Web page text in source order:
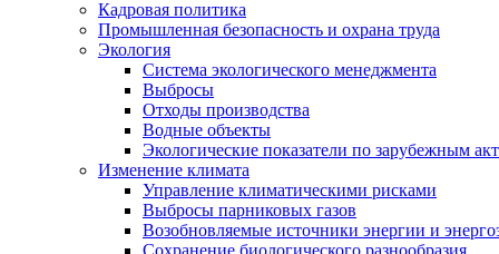
Кадровая политика
Промышленная безопасность и охрана труда
Экология
Система экологического менеджмента
Выбросы
Отходы производства
Водные объекты
Экологические показатели по зарубежным
Изменение климата
Управление климатическими рисками
Выбросы парниковых газов
Возобновляемые источники энергии и
Сохранение биологического разнообразия